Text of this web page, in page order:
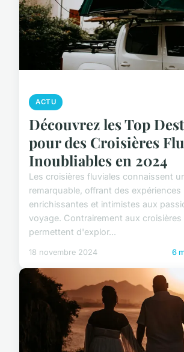
ACTU
Découvrez les Top
pour des Croisières
Inoubliables en 2024
Les croisières fluviales connaissent
remarquable, offrant des expériences
enrichissantes et intimistes aux
voyage. Contrairement aux croisières
permettent d'explor...
18 novembre 2024 6